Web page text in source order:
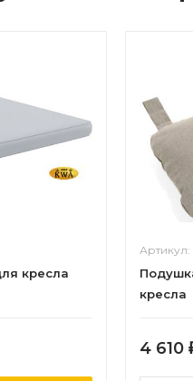
кресла
Артикул:
кресла
4 610